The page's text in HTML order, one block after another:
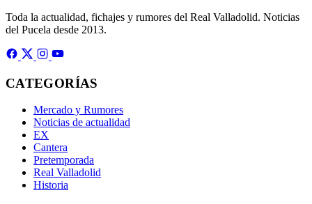
Toda la actualidad, fichajes y rumores del Real Valladolid. Noticias
del Pucela desde 2013.
CATEGORÍAS
Mercado y Rumores
Noticias de actualidad
EX
Cantera
Pretemporada
Real Valladolid
Historia